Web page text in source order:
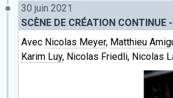
30 juin 2021
SCÈNE DE CRÉATION CONTINUE
Avec Nicolas Meyer, Matthieu
Karim Luy, Nicolas Friedli, Nicolas